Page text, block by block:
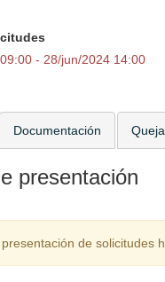
- 28/jun/2024 14:00
Documentación
presentación
de solicitudes